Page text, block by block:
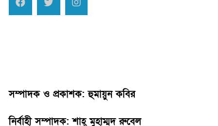
সম্পাদক ও প্রকাশক: হুমায়ুন কবির
নির্বাহী সম্পাদক: শাহ্‌ মুহাম্মদ রুবেল